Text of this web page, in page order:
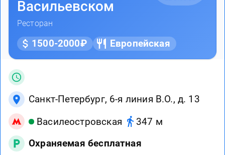
Васильевском
Ресторан
1500-2000₽ Европейская
Санкт-Петербург, 6-я линия В.О., д. 13
Василеостровская
347 м
Охраняемая бесплатная